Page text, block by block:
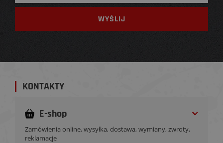
KONTAKTY
E-shop
Zamówienia online, wysyłka, dostawa, wymiany, zwroty,
reklamacje